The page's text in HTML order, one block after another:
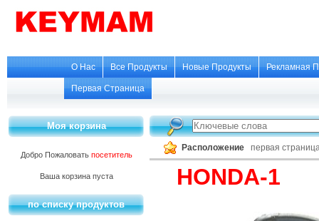
О Нас Все Продукты Новые Продукты Рекламная
Первая Страница
Моя корзина
Добро Пожаловать посетитель
Ваша корзина пуста
по списку продуктов
Расположение первая
HONDA-1